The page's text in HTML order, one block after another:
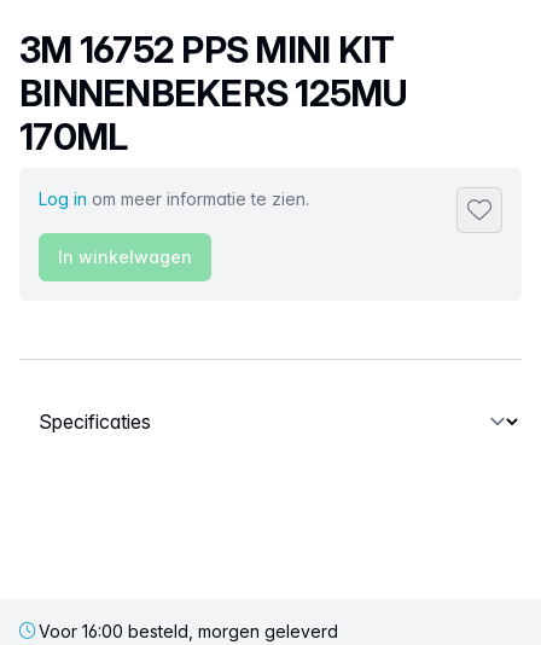
Productnaam
3M 16752 PPS MINI KIT
BINNENBEKERS 125MU
170ML
Log in om meer informatie te zien.
In winkelwagen
Selecteer een tabblad
Voor 16:00 besteld, morgen geleverd